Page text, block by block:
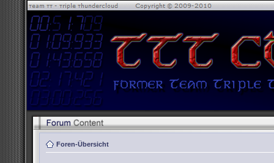
Foren-Übersicht